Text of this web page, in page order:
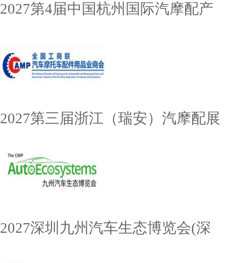
2027第4届中国杭州国际汽摩配产
2027第三届浙江（瑞安）汽摩配展
2027深圳九州汽车生态博览会(深